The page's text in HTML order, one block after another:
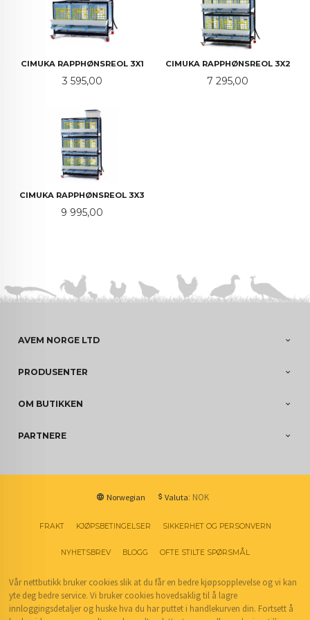
CIMUKA RAPPHØNSREOL 3X1
Pris
3 595,00
CIMUKA RAPPHØNSREOL 3X2
Pris
7 295,00
CIMUKA RAPPHØNSREOL 3X3
Pris
9 995,00
AVEM NORGE LTD
PRODUSENTER
OM BUTIKKEN
PARTNERE
Norwegian Valuta: NOK
FRAKT KJØPSBETINGELSER SIKKERHET OG PERSONVERN
NYHETSBREV BLOGG OFTE STILTE SPØRSMÅL
Vår nettbutikk bruker cookies slik at du får en bedre kjøpsopplevelse og vi kan
yte deg bedre service. Vi bruker cookies hovedsaklig til å lagre
innloggingsdetaljer og huske hva du har puttet i handlekurven din. Fortsett å